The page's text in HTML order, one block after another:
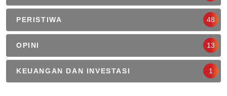
PERISTIWA 48
OPINI 13
KEUANGAN DAN INVESTASI 1